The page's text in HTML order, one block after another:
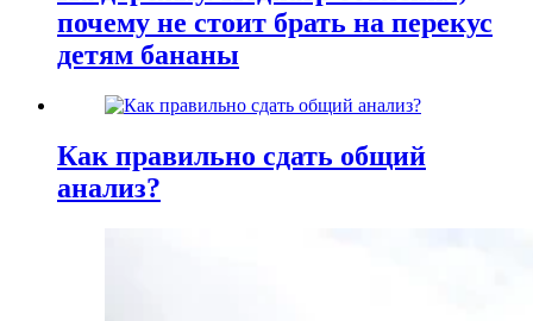
почему не стоит брать на перекус
детям бананы
Как правильно сдать общий
анализ?